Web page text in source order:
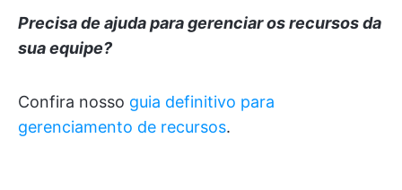
Precisa de ajuda para gerenciar os recursos da
sua equipe?
Confira nosso guia definitivo para
gerenciamento de recursos.